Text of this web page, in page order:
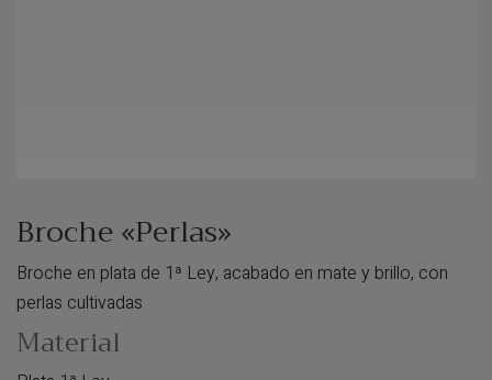
Broche «Perlas»
Broche en plata de 1ª Ley, acabado en mate y brillo, con
perlas cultivadas
Material